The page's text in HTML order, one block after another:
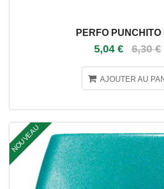
PERFO PUNCHITO
5,04 € 6,30 €
AJOUTER AU
NOUVEAU